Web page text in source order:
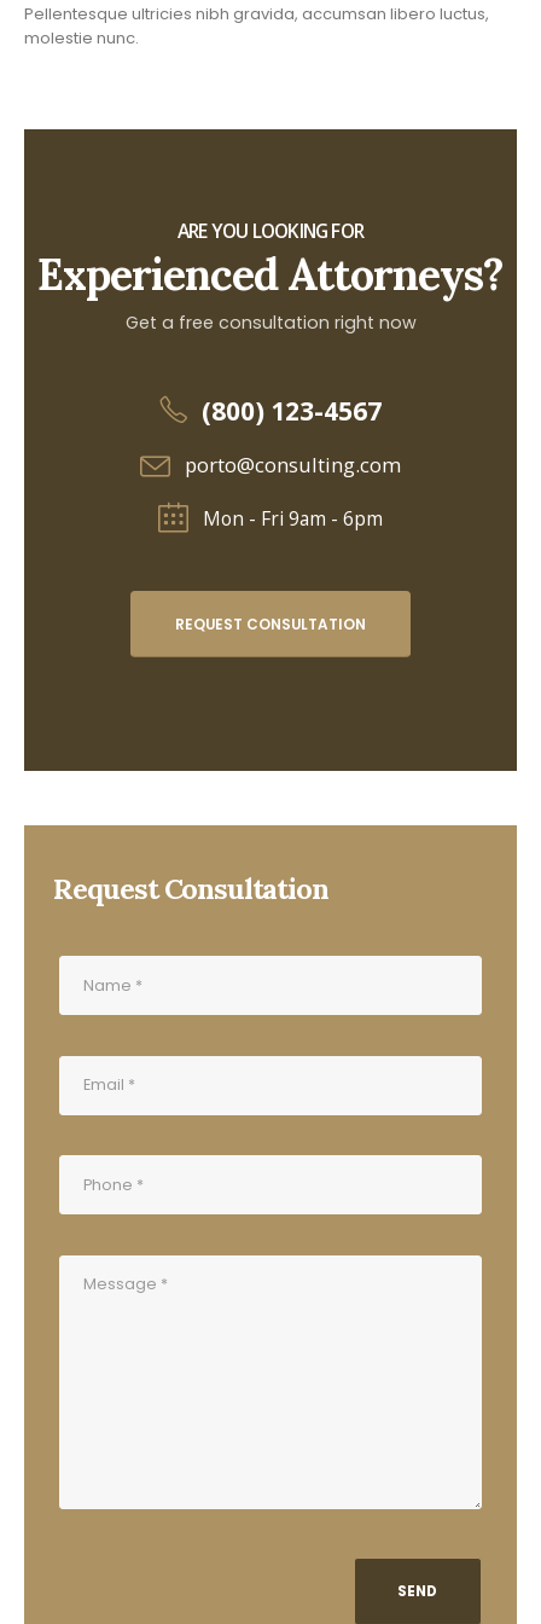
Pellentesque ultricies nibh gravida, accumsan libero luctus,
molestie nunc.
ARE YOU LOOKING FOR
Experienced Attorneys?
Get a free consultation right now
(800) 123-4567
porto@consulting.com
Mon - Fri 9am - 6pm
REQUEST CONSULTATION
Request Consultation